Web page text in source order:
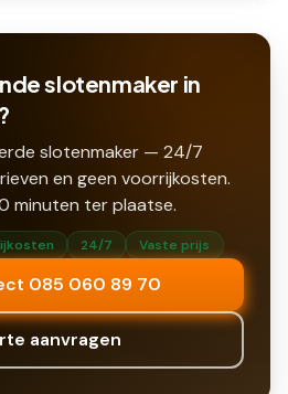
slotenmaker in
slotenmaker — 24/7
en geen voorrijkosten.
minuten ter plaatse.
24/7 Vaste prijs
085 060 89 70
aanvragen